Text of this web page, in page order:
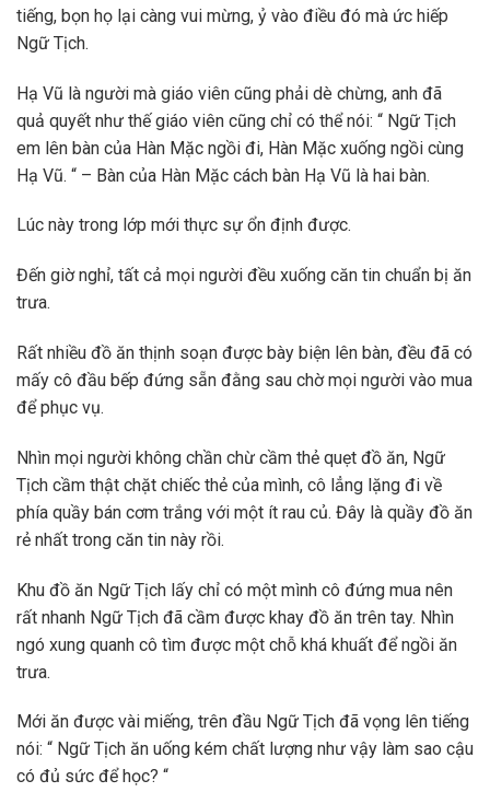
tiếng, bọn họ lại càng vui mừng, ỷ vào điều đó mà ức hiếp
Ngữ Tịch.
Hạ Vũ là người mà giáo viên cũng phải dè chừng, anh đã
quả quyết như thế giáo viên cũng chỉ có thể nói: “ Ngữ Tịch
em lên bàn của Hàn Mặc ngồi đi, Hàn Mặc xuống ngồi cùng
Hạ Vũ. “ – Bàn của Hàn Mặc cách bàn Hạ Vũ là hai bàn.
Lúc này trong lớp mới thực sự ổn định được.
Đến giờ nghỉ, tất cả mọi người đều xuống căn tin chuẩn bị ăn
trưa.
Rất nhiều đồ ăn thịnh soạn được bày biện lên bàn, đều đã có
mấy cô đầu bếp đứng sẵn đằng sau chờ mọi người vào mua
để phục vụ.
Nhìn mọi người không chần chừ cầm thẻ quẹt đồ ăn, Ngữ
Tịch cầm thật chặt chiếc thẻ của mình, cô lẳng lặng đi về
phía quầy bán cơm trắng với một ít rau củ. Đây là quầy đồ ăn
rẻ nhất trong căn tin này rồi.
Khu đồ ăn Ngữ Tịch lấy chỉ có một mình cô đứng mua nên
rất nhanh Ngữ Tịch đã cầm được khay đồ ăn trên tay. Nhìn
ngó xung quanh cô tìm được một chỗ khá khuất để ngồi ăn
trưa.
Mới ăn được vài miếng, trên đầu Ngữ Tịch đã vọng lên tiếng
nói: “ Ngữ Tịch ăn uống kém chất lượng như vậy làm sao cậu
có đủ sức để học? “